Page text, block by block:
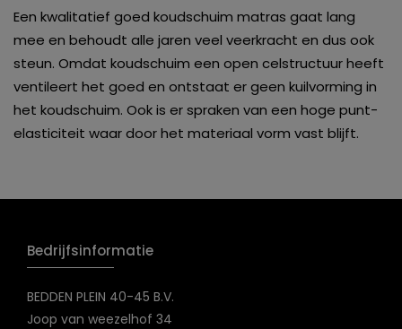
Een kwalitatief goed koudschuim matras gaat lang
mee en behoudt alle jaren veel veerkracht en dus ook
steun. Omdat koudschuim een open celstructuur heeft
ventileert het goed en ontstaat er geen kuilvorming in
het koudschuim. Ook is er spraken van een hoge punt-
elasticiteit waar door het materiaal vorm vast blijft.
Bedrijfsinformatie
BEDDEN PLEIN 40-45 B.V.
Joop van weezelhof 34